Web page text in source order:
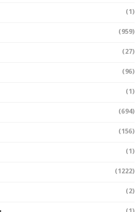
(1)
(959)
(27)
(96)
(1)
(694)
(156)
(1)
(1222)
(2)